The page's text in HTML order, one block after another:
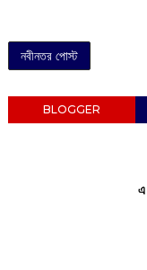
নবীনতর পোস্ট
BLOGGER